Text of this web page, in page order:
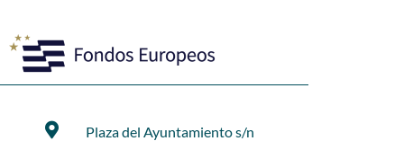
Plaza del Ayuntamiento s/n